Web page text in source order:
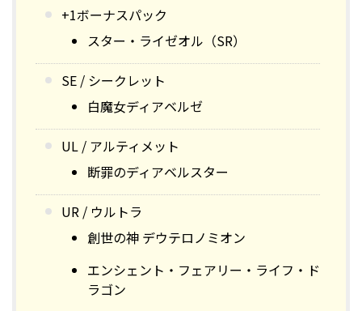
+1ボーナスパック
スター・ライゼオル（SR）
SE / シークレット
白魔女ディアベルゼ
UL / アルティメット
断罪のディアベルスター
UR / ウルトラ
創世の神 デウテロノミオン
エンシェント・フェアリー・ライフ・ド
ラゴン